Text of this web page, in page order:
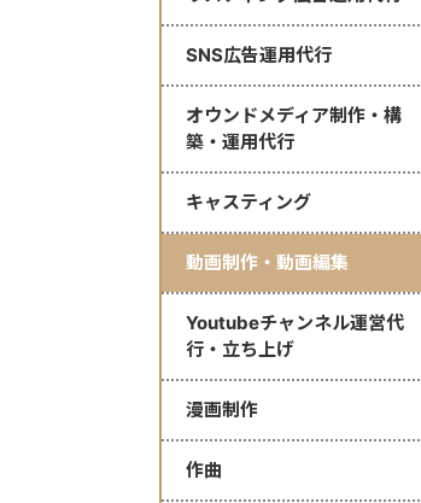
SNS広告運用代行
オウンドメディア制作・構
築・運用代行
キャスティング
動画制作・動画編集
Youtubeチャンネル運営代
行・立ち上げ
漫画制作
作曲